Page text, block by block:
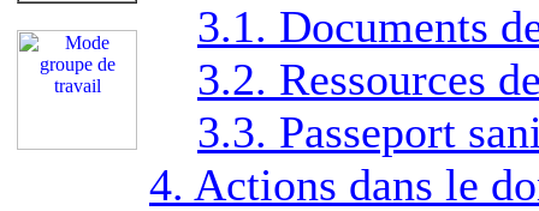
3.1. Documents
3.2. Ressources
3.3. Passeport
4. Actions dans le